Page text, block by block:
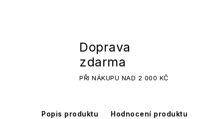
Doprava
zdarma
PŘI NÁKUPU NAD 2 000 KČ
Popis produktu Hodnocení produktu